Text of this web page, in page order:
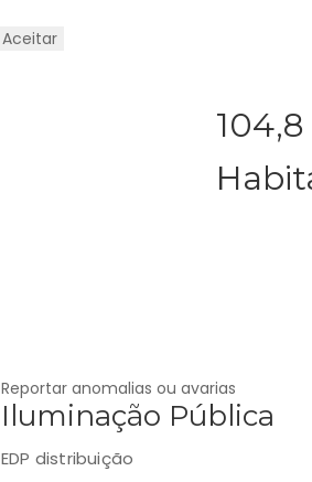
Aceitar
104,8
Reportar anomalias ou avarias
Iluminação Pública
EDP distribuição